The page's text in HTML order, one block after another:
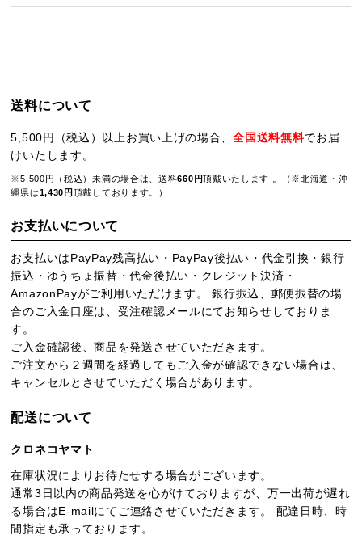
送料について
5,500円（税込）以上お買い上げの場合、全国送料無料でお届
けいたします。
※5,500円（税込）未満の場合は、送料660円頂戴いたします 。（※北海道・沖
縄県は1,430円 頂戴しております。）
お支払いについて
お支払いはPayPay残高払い・PayPay後払い・代金引換・銀行
振込・ゆうちょ振替・代金後払い・クレジット決済・
AmazonPayがご利用いただけます。 銀行振込、郵便振替の場
合のご入金口座は、受注確認メールにてお知らせしておりま
す。
ご入金確認後、商品を発送させていただきます。
ご注文から２週間を経過してもご入金が確認できない場合は、
キャンセルとさせていただく場合があります。
配送について
クロネコヤマト
在庫状況によりお待たせする場合がございます。
通常3日以内の商品発送を心がけておりますが、万一出荷が遅れ
る場合はE-mailにてご連絡させていただきます。 配達日時、時
間指定も承っております。